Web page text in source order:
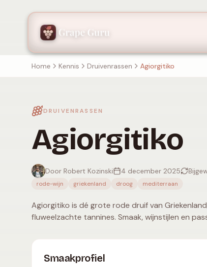
Home Kennis Druivenrassen Agiorgitiko
DRUIVENRASSEN
Agiorgitiko
Door Robert Kozinski 4 december 2025
rode-wijn griekenland droog mediterraan
Agiorgitiko is dé grote rode druif van
fluweelzachte tannines. Smaak, wijnstijlen en
Smaakprofiel